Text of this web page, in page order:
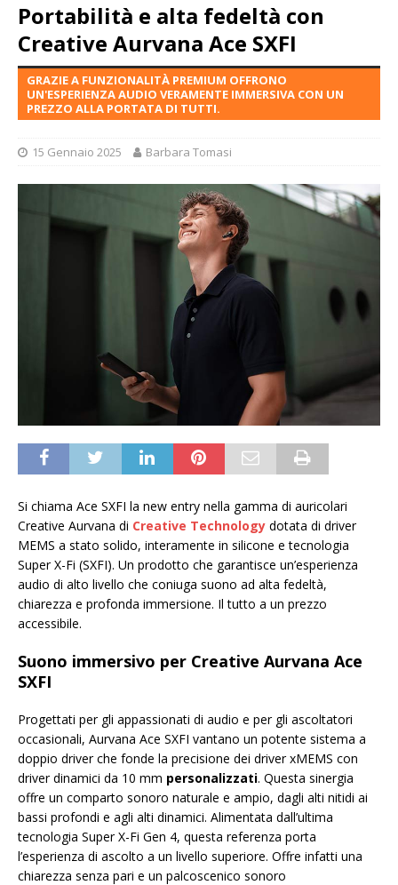
Portabilità e alta fedeltà con
Creative Aurvana Ace SXFI
GRAZIE A FUNZIONALITÀ PREMIUM OFFRONO
UN'ESPERIENZA AUDIO VERAMENTE IMMERSIVA CON UN
PREZZO ALLA PORTATA DI TUTTI.
15 Gennaio 2025 Barbara Tomasi
Si chiama Ace SXFI la new entry nella gamma di auricolari
Creative Aurvana di Creative Technology dotata di driver
MEMS a stato solido, interamente in silicone e tecnologia
Super X-Fi (SXFI). Un prodotto che garantisce un’esperienza
audio di alto livello che coniuga suono ad alta fedeltà,
chiarezza e profonda immersione. Il tutto a un prezzo
accessibile.
Suono immersivo per Creative Aurvana Ace
SXFI
Progettati per gli appassionati di audio e per gli ascoltatori
occasionali, Aurvana Ace SXFI vantano un potente sistema a
doppio driver che fonde la precisione dei driver xMEMS con
driver dinamici da 10 mm personalizzati. Questa sinergia
offre un comparto sonoro naturale e ampio, dagli alti nitidi ai
bassi profondi e agli alti dinamici. Alimentata dall’ultima
tecnologia Super X-Fi Gen 4, questa referenza porta
l’esperienza di ascolto a un livello superiore. Offre infatti una
chiarezza senza pari e un palcoscenico sonoro